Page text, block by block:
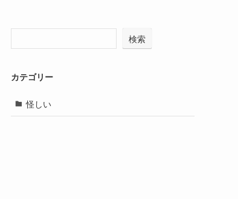
検索
カテゴリー
怪しい